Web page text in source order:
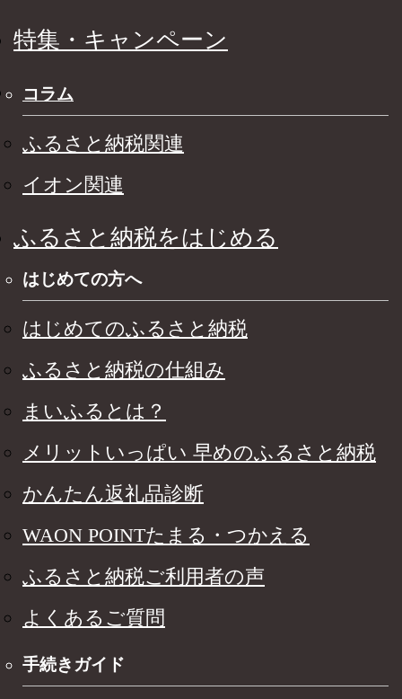
特集・キャンペーン
コラム
ふるさと納税関連
イオン関連
ふるさと納税をはじめる
はじめての方へ
はじめてのふるさと納税
ふるさと納税の仕組み
まいふるとは？
メリットいっぱい 早めのふるさと納税
かんたん返礼品診断
WAON POINTたまる・つかえる
ふるさと納税ご利用者の声
よくあるご質問
手続きガイド